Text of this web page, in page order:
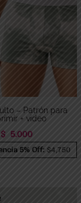
– Patrón para
+ video
$ 5.000
5% Off: $4,750